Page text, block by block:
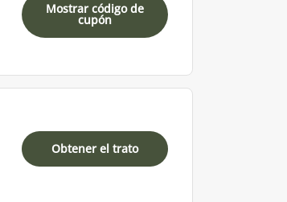
Mostrar código de
cupón
Obtener el trato